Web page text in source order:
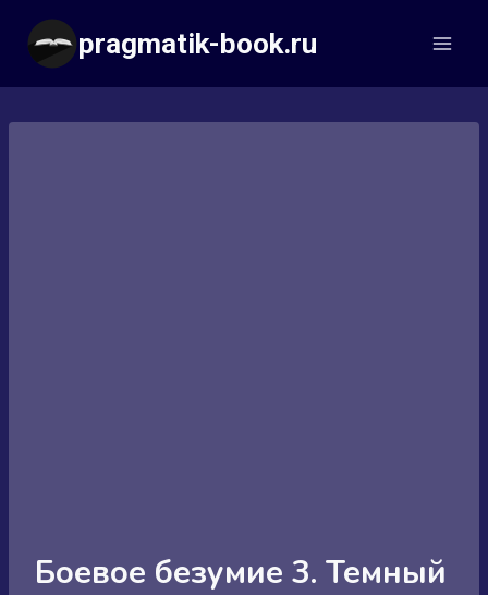
Перейти
содержимому
pragmatik-book.ru
Боевое безумие 3. Темный